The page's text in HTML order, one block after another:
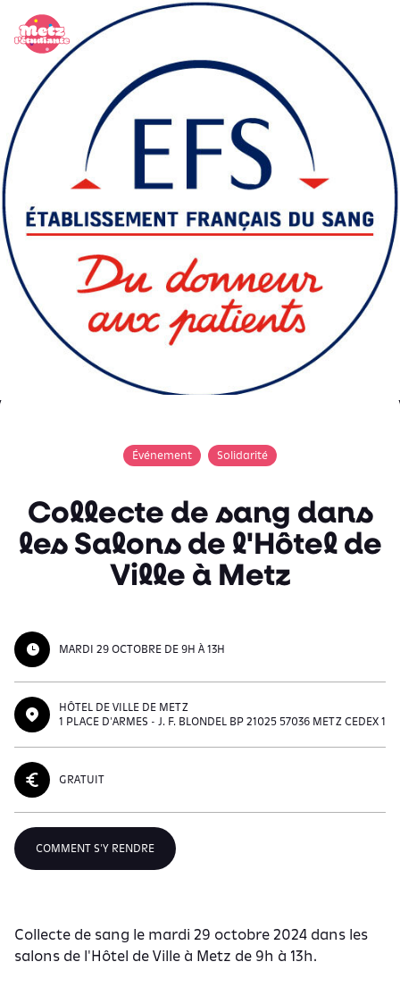
Panneau de gestion des cookies
Événement Solidarité
Collecte de sang dans
les Salons de l'Hôtel de
Ville à Metz
MARDI 29 OCTOBRE DE 9H À 13H
HÔTEL DE VILLE DE METZ
1 PLACE D'ARMES - J. F. BLONDEL BP 21025 57036 METZ CEDEX 1
GRATUIT
COMMENT S'Y RENDRE
Collecte de sang le mardi 29 octobre 2024 dans les
salons de l'Hôtel de Ville à Metz de 9h à 13h.